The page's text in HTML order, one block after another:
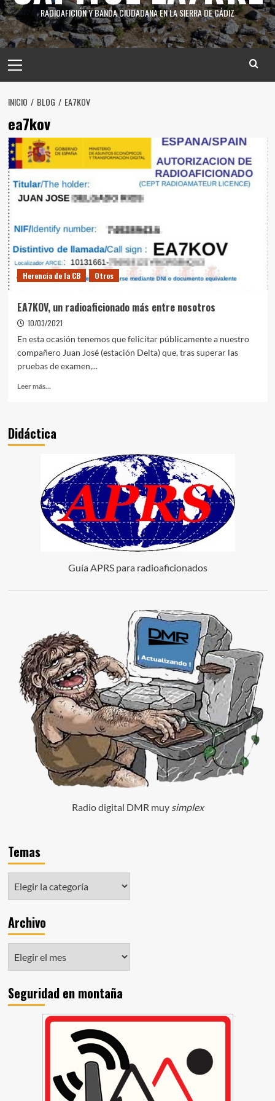
RADIOAFICIÓN Y BANDA CIUDADANA EN LA SIERRA DE CÁDIZ
INICIO BLOG EA7KOV
ea7kov
Herencia de la CB Otros
EA7KOV, un radioaficionado más entre nosotros
10/03/2021
En esta ocasión tenemos que felicitar públicamente a nuestro
compañero Juan José (estación Delta) que, tras superar las
pruebas de examen,...
Leer más...
Didáctica
Guía APRS para radioaficionados
Radio digital DMR muy simplex
Temas
Archivo
Seguridad en montaña